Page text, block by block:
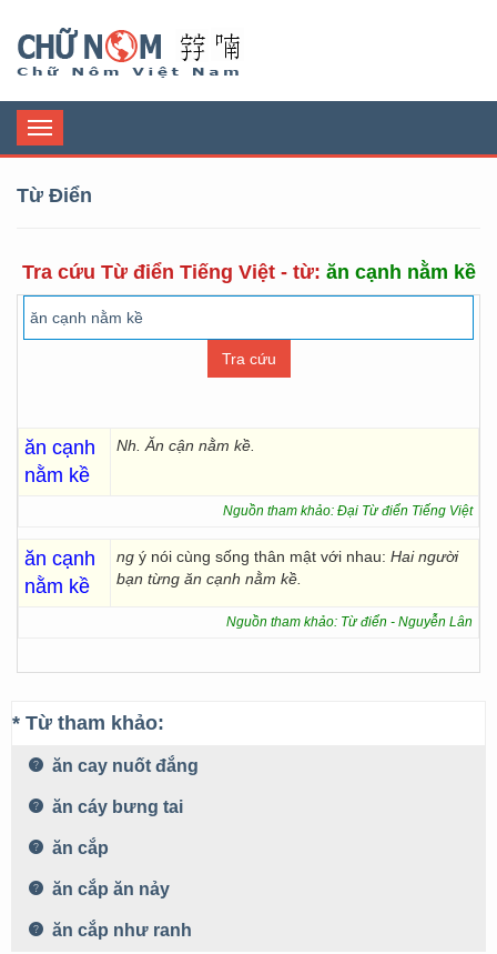
Toggle
navigation
Từ Điển
Tra cứu Từ điển Tiếng Việt - từ: ăn cạnh nằm kề
ăn cạnh
nằm kề
Nh. Ăn cận nằm kề.
Nguồn tham khảo: Đại Từ điển Tiếng Việt
ăn cạnh
nằm kề
ng ý nói cùng sống thân mật với nhau: Hai người
bạn từng ăn cạnh nằm kề.
Nguồn tham khảo: Từ điển - Nguyễn Lân
* Từ tham khảo:
ăn cay nuốt đắng
ăn cáy bưng tai
ăn cắp
ăn cắp ăn nảy
ăn cắp như ranh